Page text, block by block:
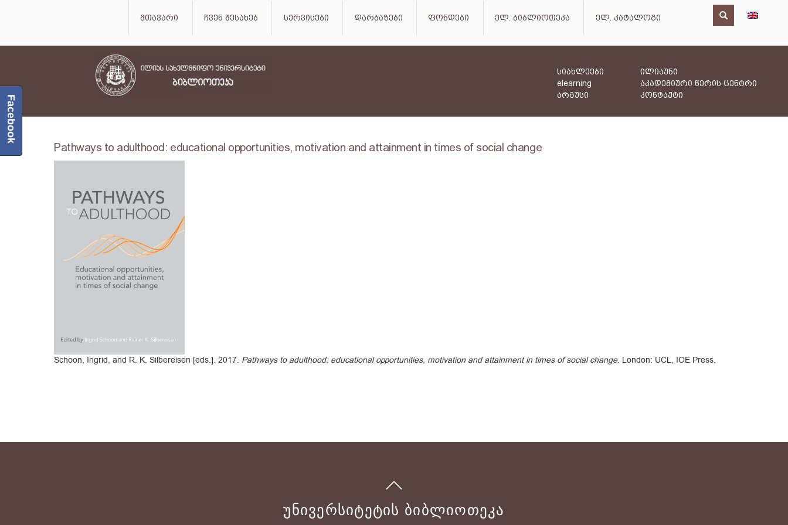
მთავარი ჩვენ შესახებ სერვისები დარბაზები ფონდები ელ. ბიბლიოთეკა ელ. კატალოგი
სიახლეები
elearning
არგუსი
ილიაუნი
აკადემიური წერის ცენტრი
კონტაქტი
Pathways to adulthood: educational opportunities, motivation and attainment in times of social change
Schoon, Ingrid, and R. K. Silbereisen [eds.]. 2017. Pathways to adulthood: educational opportunities, motivation and attainment in times of social change. London: UCL, IOE Press.
ᲣᲜᲘᲕᲔᲠᲡᲘᲢᲔᲢᲘᲡ ᲑᲘᲑᲚᲘᲝᲗᲔᲙᲐ
Facebook